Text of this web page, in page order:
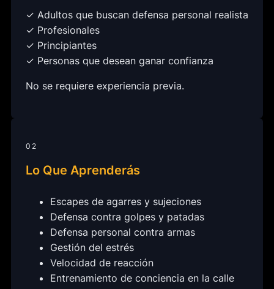
✓ Adultos que buscan defensa personal realista
✓ Profesionales
✓ Principiantes
✓ Personas que desean ganar confianza
No se requiere experiencia previa.
02
Lo Que Aprenderás
Escapes de agarres y sujeciones
Defensa contra golpes y patadas
Defensa personal contra armas
Gestión del estrés
Velocidad de reacción
Entrenamiento de conciencia en la calle